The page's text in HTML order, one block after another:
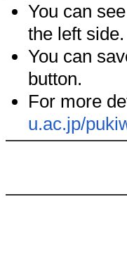
You can
the left side.
You can
button.
For more
u.ac.jp/